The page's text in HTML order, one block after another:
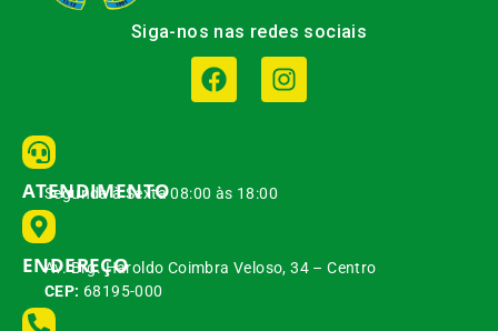
Siga-nos nas redes sociais
ATENDIMENTO
Segunda à Sexta 08:00 às 18:00
ENDEREÇO
Av. Brg. Haroldo Coimbra Veloso, 34 – Centro
CEP: 68195-000